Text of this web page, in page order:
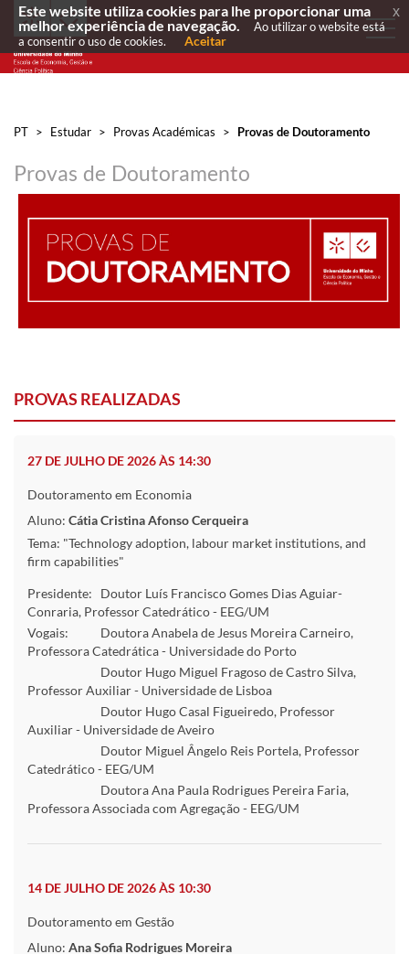
PT > Estudar > Provas Académicas > Provas de Doutoramento
Provas de Doutoramento
PROVAS REALIZADAS
27 DE JULHO DE 2026 ÀS 14:30
Doutoramento em Economia
Aluno: Cátia Cristina Afonso Cerqueira
Tema: "Technology adoption, labour market institutions, and
firm capabilities"
Presidente:
Doutor Luís Francisco Gomes Dias Aguiar-
Conraria, Professor Catedrático - EEG/UM
Vogais:
Doutora Anabela de Jesus Moreira Carneiro,
Professora Catedrática - Universidade do Porto
Doutor Hugo Miguel Fragoso de Castro Silva,
Professor Auxiliar - Universidade de Lisboa
Doutor Hugo Casal Figueiredo, Professor
Auxiliar - Universidade de Aveiro
Doutor Miguel Ângelo Reis Portela, Professor
Catedrático - EEG/UM
Doutora Ana Paula Rodrigues Pereira Faria,
Professora Associada com Agregação - EEG/UM
14 DE JULHO DE 2026 ÀS 10:30
Doutoramento em Gestão
Aluno: Ana Sofia Rodrigues Moreira
Este website utiliza cookies para lhe proporcionar uma
melhor experiência de navegação.
Ao utilizar o website está
a consentir o uso de cookies.
Aceitar
x